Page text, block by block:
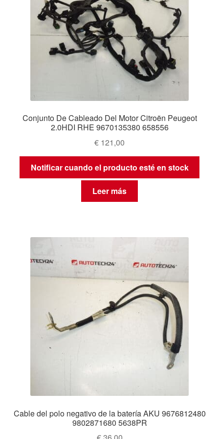
Conjunto De Cableado Del Motor Citroën Peugeot
2.0HDI RHE 9670135380 658556
€ 121,00
Notificar cuando el producto esté en stock
Leer más
Cable del polo negativo de la batería AKU 9676812480
9802871680 5638PR